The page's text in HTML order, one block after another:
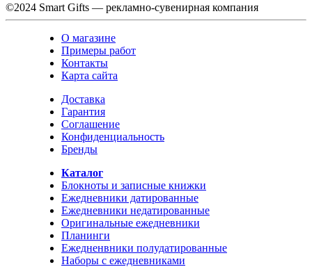
©2024 Smart Gifts — рекламно-сувенирная компания
О магазине
Примеры работ
Контакты
Карта сайта
Доставка
Гарантия
Cоглашение
Конфиденциальность
Бренды
Каталог
Блокноты и записные книжки
Ежедневники датированные
Ежедневники недатированные
Оригинальные ежедневники
Планинги
Ежедненвники полудатированные
Наборы с ежедневниками